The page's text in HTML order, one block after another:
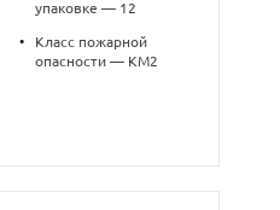
упаковке — 12
•
Класс пожарной
опасности — КМ2